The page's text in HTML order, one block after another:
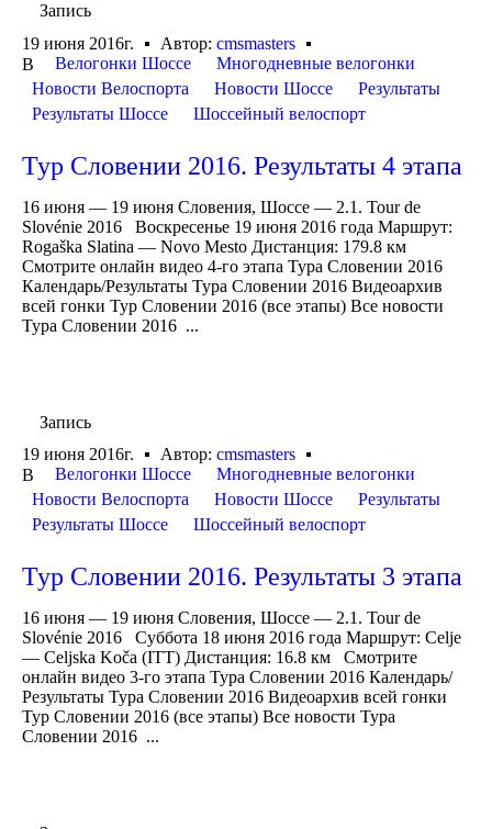
Запись
19 июня 2016г.
Автор: cmsmasters
В
Велогонки Шоссе
Многодневные велогонки
Новости Велоспорта
Новости Шоссе
Результаты
Результаты Шоссе
Шоссейный велоспорт
Тур Словении 2016. Результаты 4 этапа
16 июня — 19 июня Словения, Шоссе — 2.1. Tour de
Slovénie 2016 Воскресенье 19 июня 2016 года Маршрут:
Rogaška Slatina — Novo Mesto Дистанция: 179.8 км
Смотрите онлайн видео 4-го этапа Тура Словении 2016
Календарь/Результаты Тура Словении 2016 Видеоархив
всей гонки Тур Словении 2016 (все этапы) Все новости
Тура Словении 2016 ...
Запись
19 июня 2016г.
Автор: cmsmasters
В
Велогонки Шоссе
Многодневные велогонки
Новости Велоспорта
Новости Шоссе
Результаты
Результаты Шоссе
Шоссейный велоспорт
Тур Словении 2016. Результаты 3 этапа
16 июня — 19 июня Словения, Шоссе — 2.1. Tour de
Slovénie 2016 Суббота 18 июня 2016 года Маршрут: Celje
— Celjska Koča (ITT) Дистанция: 16.8 км Смотрите
онлайн видео 3-го этапа Тура Словении 2016 Календарь/
Результаты Тура Словении 2016 Видеоархив всей гонки
Тур Словении 2016 (все этапы) Все новости Тура
Словении 2016 ...